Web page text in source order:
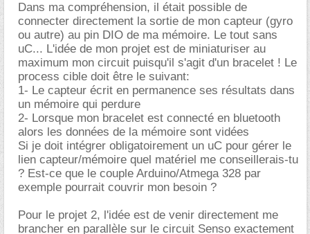
Dans ma compréhension, il était possible de
connecter directement la sortie de mon capteur (gyro
ou autre) au pin DIO de ma mémoire. Le tout sans
uC... L'idée de mon projet est de miniaturiser au
maximum mon circuit puisqu'il s'agit d'un bracelet ! Le
process cible doit être le suivant:
1- Le capteur écrit en permanence ses résultats dans
un mémoire qui perdure
2- Lorsque mon bracelet est connecté en bluetooth
alors les données de la mémoire sont vidées
Si je doit intégrer obligatoirement un uC pour gérer le
lien capteur/mémoire quel matériel me conseillerais-tu
? Est-ce que le couple Arduino/Atmega 328 par
exemple pourrait couvrir mon besoin ?
Pour le projet 2, l'idée est de venir directement me
brancher en parallèle sur le circuit Senso exactement